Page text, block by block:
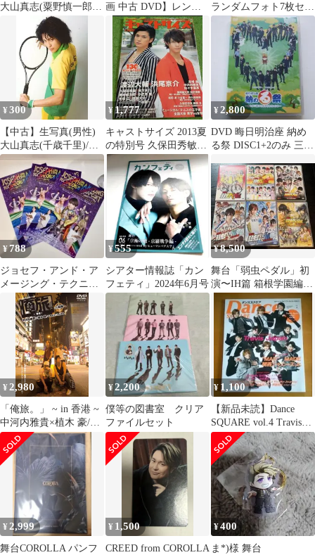
大山真志(粟野慎一郎)/
膝上・衣装黒・帽子・
右手上げ・壁の間/舞台
「る・ひまわり『英雄
のうそ』」ブロマイド
画 中古 DVD】レンタ
ル落ち
ランダムフォト7枚セッ
ト
¥300
【中古】生写真(男性)
大山真志(千歳千里)/膝
上・ユニフォーム・左
手ラケット・背景白/ミ
ュージカル『テニスの
王子様』The Treasure
Match 四天宝寺 feat. 氷
¥1,777
キャストサイズ 2013夏
の特別号 久保田秀敏味
方良介佐々木喜英松田
凌佐藤流司
¥2,800
DVD 晦日明治座 納め
る祭 DISC1+2のみ 三上
¥788
ジョセフ・アンド・ア
メージング・テクニカ
ラー・ドリームコー
ト チラシ 3枚
¥555
シアター情報誌「カン
フェティ」2024年6月号
¥8,500
舞台「弱虫ペダル」初
演〜IH篇 箱根学園編
DVDセット
¥2,980
「俺旅。」 ~ in 香港 ~
中河内雅貴×植木 豪/良
知真次×大山真志 九龍
編 [(中古品)
¥2,200
僕等の図書室 クリア
ファイルセット
¥ 1,100
【新品未読】Dance
SQUARE vol.4 Travis
Japan
¥ 2,999
舞台COROLLA パンフ
¥ 1,500
CREED from COROLLA
¥400
ま*)様 舞台